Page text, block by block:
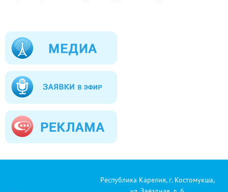
Республика Карелия, г. Костомукша,